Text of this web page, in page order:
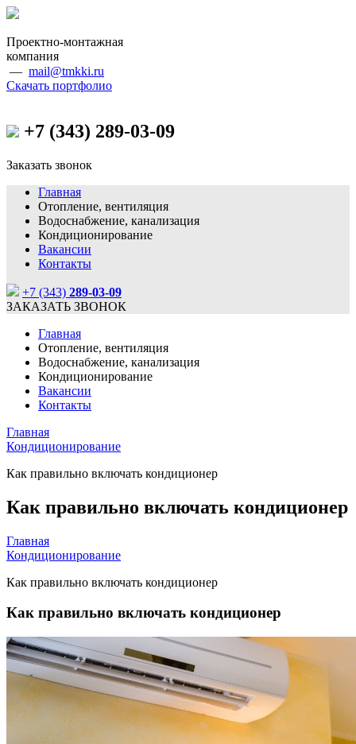
Проектно-монтажная
компания
— mail@tmkki.ru
Скачать портфолио
+7 (343) 289-03-09
Заказать звонок
Главная
Отопление, вентиляция
Водоснабжение, канализация
Кондиционирование
Вакансии
Контакты
+7 (343) 289-03-09
ЗАКАЗАТЬ ЗВОНОК
Главная
Отопление, вентиляция
Водоснабжение, канализация
Кондиционирование
Вакансии
Контакты
Главная
Кондиционирование
Как правильно включать кондиционер
Как правильно включать кондиционер
Главная
Кондиционирование
Как правильно включать кондиционер
Как правильно включать кондиционер